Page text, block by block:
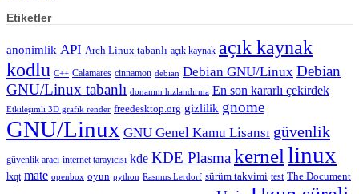
Etiketler
anonimlik API Arch Linux tabanlı açık kaynak açık kaynak
kodlu C++ Calamares cinnamon debian Debian GNU/Linux Debian
GNU/Linux tabanlı donanım hızlandırma En son kararlı çekirdek
Etkileşimli 3D grafik render freedesktop.org gizlilik gnome
GNU/Linux GNU Genel Kamu Lisansı güvenlik
güvenlik aracı internet tarayıcısı kde KDE Plasmakernel linux
lxqt mate openbox oyun python Rasmus Lerdorf sürüm takvimi test The Document